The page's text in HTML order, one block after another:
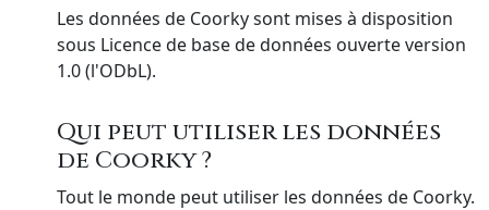
Les données de Coorky sont mises à disposition
sous Licence de base de données ouverte version
1.0 (l'ODbL).
Qui peut utiliser les données
de Coorky ?
Tout le monde peut utiliser les données de Coorky.